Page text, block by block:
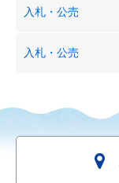
入札・公売
入札・公売